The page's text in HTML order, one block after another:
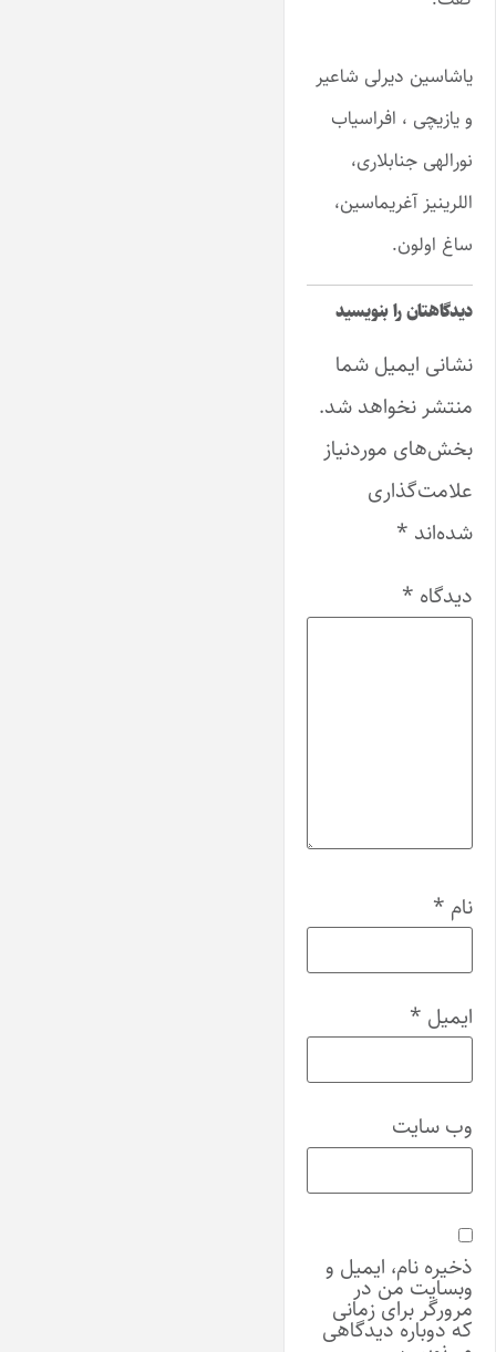
یاشاسین دیرلی شاعیر
و یازیچی ، افراسیاب
نورالهی جنابلاری،
اللرینیز آغریماسین،
ساغ اولون.
دیدگاهتان را بنویسید
نشانی ایمیل شما
منتشر نخواهد شد.
بخش‌های موردنیاز
علامت‌گذاری
شده‌اند *
دیدگاه *
نام *
ایمیل *
وب‌ سایت
ذخیره نام، ایمیل و
وبسایت من در
مرورگر برای زمانی
که دوباره دیدگاهی